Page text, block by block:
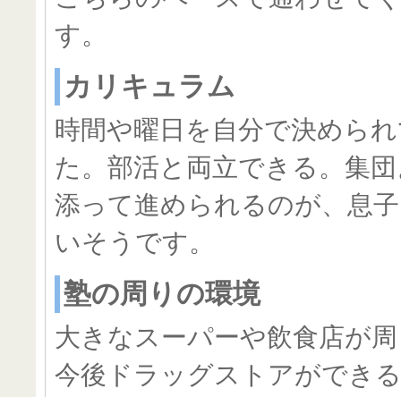
す。
カリキュラム
時間や曜日を自分で決めら
た。部活と両立できる。集
添って進められるのが、息
いそうです。
塾の周りの環境
大きなスーパーや飲食店が
今後ドラッグストアができ